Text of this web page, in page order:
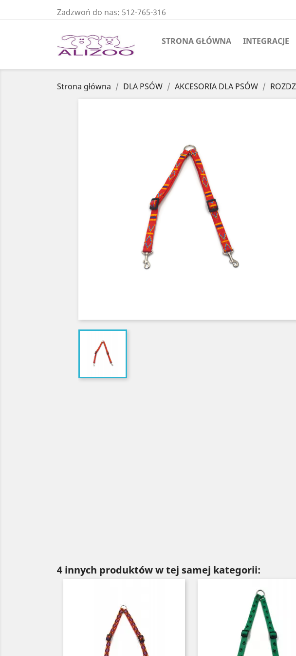
Zadzwoń do nas: 512-765-316
STRONA GŁÓWNA INTEGRACJE
Strona główna DLA PSÓW AKCESORIA DLA PSÓW
4 innych produktów w tej samej kategorii: